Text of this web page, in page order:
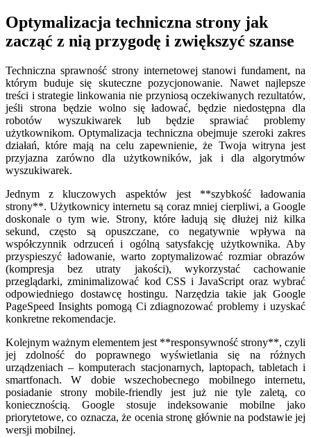
Optymalizacja techniczna strony jak
zacząć z nią przygodę i zwiększyć szanse
Techniczna sprawność strony internetowej stanowi fundament, na
którym buduje się skuteczne pozycjonowanie. Nawet najlepsze
treści i strategie linkowania nie przyniosą oczekiwanych rezultatów,
jeśli strona będzie wolno się ładować, będzie niedostępna dla
robotów wyszukiwarek lub będzie sprawiać problemy
użytkownikom. Optymalizacja techniczna obejmuje szeroki zakres
działań, które mają na celu zapewnienie, że Twoja witryna jest
przyjazna zarówno dla użytkowników, jak i dla algorytmów
wyszukiwarek.
Jednym z kluczowych aspektów jest **szybkość ładowania
strony**. Użytkownicy internetu są coraz mniej cierpliwi, a Google
doskonale o tym wie. Strony, które ładują się dłużej niż kilka
sekund, często są opuszczane, co negatywnie wpływa na
współczynnik odrzuceń i ogólną satysfakcję użytkownika. Aby
przyspieszyć ładowanie, warto zoptymalizować rozmiar obrazów
(kompresja bez utraty jakości), wykorzystać cachowanie
przeglądarki, zminimalizować kod CSS i JavaScript oraz wybrać
odpowiedniego dostawcę hostingu. Narzędzia takie jak Google
PageSpeed Insights pomogą Ci zdiagnozować problemy i uzyskać
konkretne rekomendacje.
Kolejnym ważnym elementem jest **responsywność strony**, czyli
jej zdolność do poprawnego wyświetlania się na różnych
urządzeniach – komputerach stacjonarnych, laptopach, tabletach i
smartfonach. W dobie wszechobecnego mobilnego internetu,
posiadanie strony mobile-friendly jest już nie tyle zaletą, co
koniecznością. Google stosuje indeksowanie mobilne jako
priorytetowe, co oznacza, że ocenia stronę głównie na podstawie jej
wersji mobilnej.